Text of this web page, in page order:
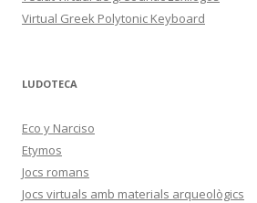
Virtual Greek Polytonic Keyboard
LUDOTECA
Eco y Narciso
Etymos
Jocs romans
Jocs virtuals amb materials arqueològics